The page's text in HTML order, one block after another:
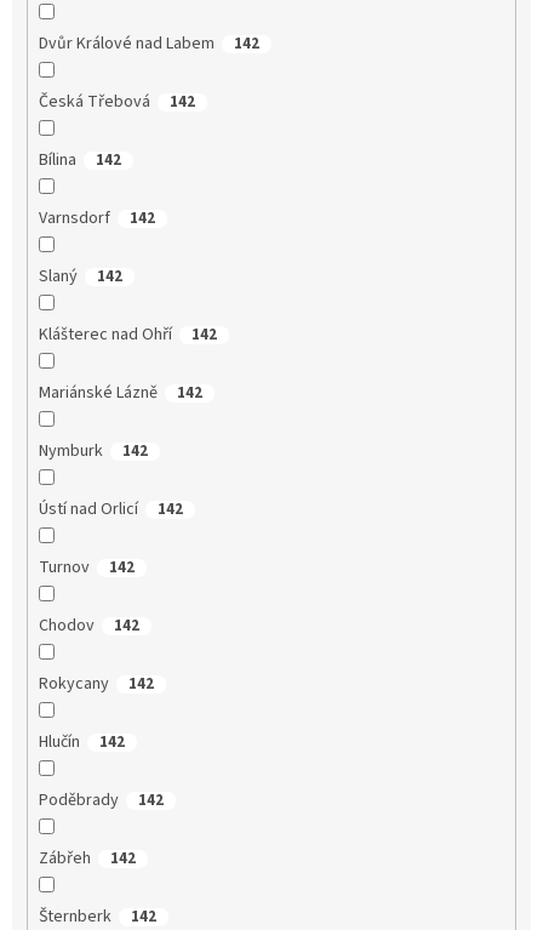
Dvůr Králové nad Labem 142
Česká Třebová 142
Bílina 142
Varnsdorf 142
Slaný 142
Klášterec nad Ohří 142
Mariánské Lázně 142
Nymburk 142
Ústí nad Orlicí 142
Turnov 142
Chodov 142
Rokycany 142
Hlučín 142
Poděbrady 142
Zábřeh 142
Šternberk 142